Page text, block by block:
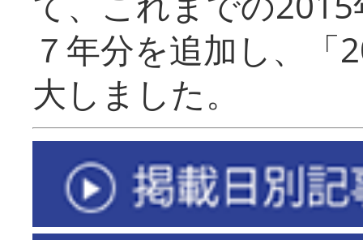
７年分を追加し、「
大しまし